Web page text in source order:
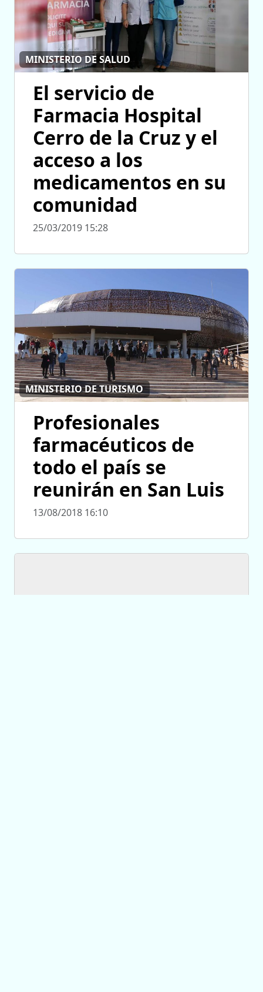
MINISTERIO DE SALUD
El servicio de
Farmacia Hospital
Cerro de la Cruz y el
acceso a los
medicamentos en su
comunidad
25/03/2019 15:28
MINISTERIO DE TURISMO
Profesionales
farmacéuticos de
todo el país se
reunirán en San Luis
13/08/2018 16:10